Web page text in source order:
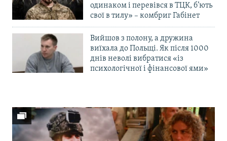
одинаком і перевівся в ТЦК, б’ють
свої в тилу» – комбриг Габінет
Вийшов з полону, а дружина
виїхала до Польщі. Як після 1000
днів неволі вибратися «із
психологічної і фінансової ями»